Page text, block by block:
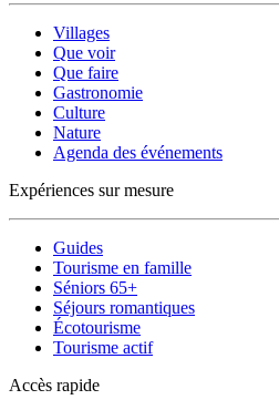
Villages
Que voir
Que faire
Gastronomie
Culture
Nature
Agenda des événements
Expériences sur mesure
Guides
Tourisme en famille
Séniors 65+
Séjours romantiques
Écotourisme
Tourisme actif
Accès rapide